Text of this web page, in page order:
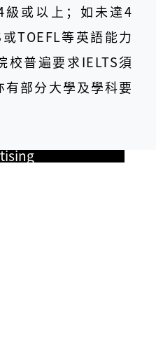
級或以上；如未達4
TOEFL等英語能力
校普遍要求IELTS須
部分大學及學科要